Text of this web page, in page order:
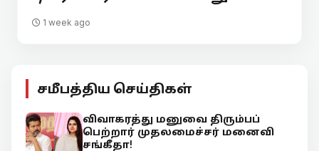
1 week ago
சமீபத்திய செய்திகள்
விவாகரத்து மனுவை திரும்பப்
பெற்றார் முதலமைச்சர் மனைவி
சங்கீதா!